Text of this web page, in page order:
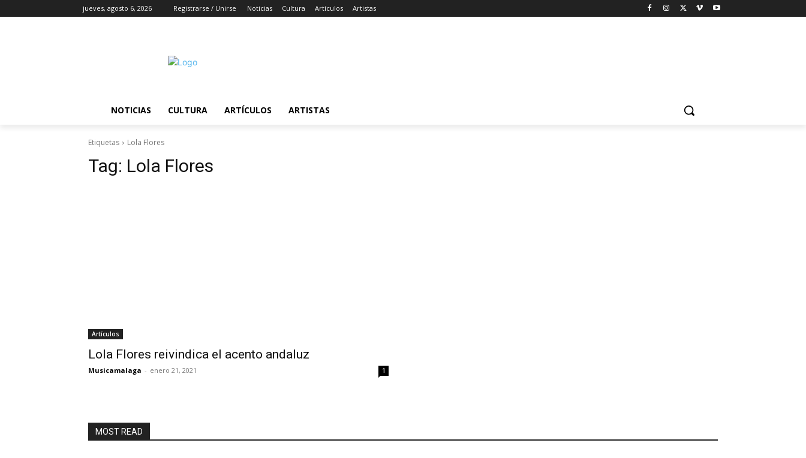
jueves, agosto 6, 2026 Registrarse / Unirse Noticias Cultura Artículos Artistas
NOTICIAS CULTURA ARTÍCULOS ARTISTAS
Etiquetas Lola Flores
Tag: Lola Flores
Artículos
Lola Flores reivindica el acento andaluz
Musicamalaga - enero 21, 2021 1
MOST READ